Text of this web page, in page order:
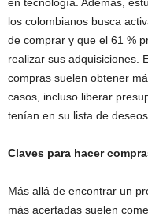
los colombianos busca
de comprar y que el 61 %
realizar sus adquisiciones.
compras suelen obtener
casos, incluso liberar
tenían en su lista de deseos.
Claves para hacer
Más allá de encontrar un
más acertadas suelen